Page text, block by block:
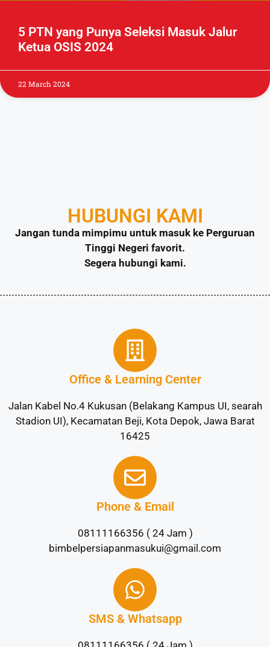
5 PTN yang Punya Seleksi Masuk Jalur
Ketua OSIS 2024
22 March 2024
HUBUNGI KAMI
Jangan tunda mimpimu untuk masuk ke Perguruan
Tinggi Negeri favorit.
Segera hubungi kami.
Office & Learning Center
Jalan Kabel No.4 Kukusan (Belakang Kampus UI, searah
Stadion UI), Kecamatan Beji, Kota Depok, Jawa Barat
16425
Phone & Email
08111166356 ( 24 Jam )
bimbelpersiapanmasukui@gmail.com
SMS & Whatsapp